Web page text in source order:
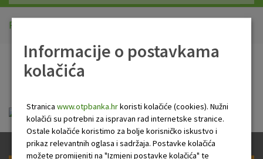
Mala poduzeća i obrtnici
Srednja i velika poduzeća
Faktoring
O nama
Početna
PB Newsletter
Tjedni newsletter 05.03.2026..pdf
Informacije o postavkama
kolačića
Stranica www.otpbanka.hrkoristi kolačiće (cookies). Nužni
kolačići su potrebni za ispravan rad internetske stranice.
Ostale kolačiće koristimo za bolje korisničko iskustvo i
prikaz relevantnih oglasa i sadržaja. Postavke kolačića
možete promijeniti na "Izmjeni postavke kolačića" te